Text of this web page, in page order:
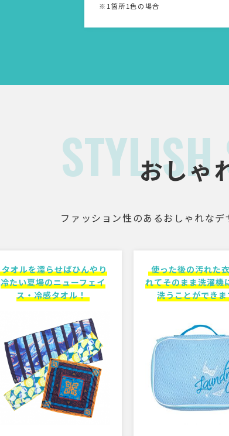
※1箇所1色の場合
おしゃ
ファッション性のあるおしゃれな
タオルを濡らせばひんやり
冷たい夏場のニューフェイ
ス・冷感タオル！
使った後の汚れた
れてそのまま洗濯機
洗うことができ